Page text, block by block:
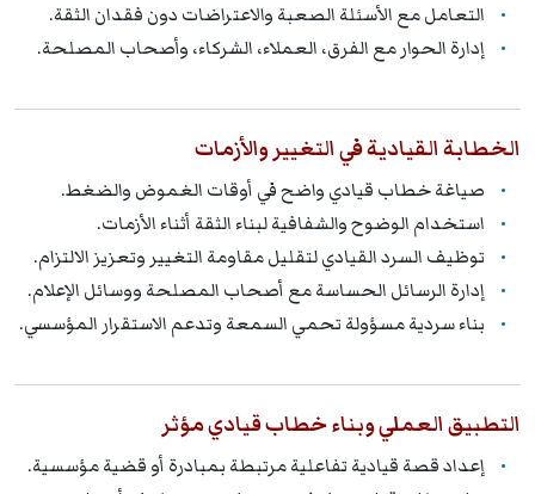
التعامل مع الأسئلة الصعبة والاعتراضات دون فقدان الثقة.
إدارة الحوار مع الفرق، العملاء، الشركاء، وأصحاب المصلحة.
الخطابة القيادية في التغيير والأزمات
صياغة خطاب قيادي واضح في أوقات الغموض والضغط.
استخدام الوضوح والشفافية لبناء الثقة أثناء الأزمات.
توظيف السرد القيادي لتقليل مقاومة التغيير وتعزيز الالتزام.
إدارة الرسائل الحساسة مع أصحاب المصلحة ووسائل الإعلام.
بناء سردية مسؤولة تحمي السمعة وتدعم الاستقرار المؤسسي.
التطبيق العملي وبناء خطاب قيادي مؤثر
إعداد قصة قيادية تفاعلية مرتبطة بمبادرة أو قضية مؤسسية.